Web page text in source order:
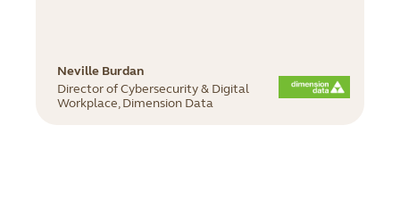
Neville Burdan
Director of Cybersecurity & Digital
Workplace, Dimension Data